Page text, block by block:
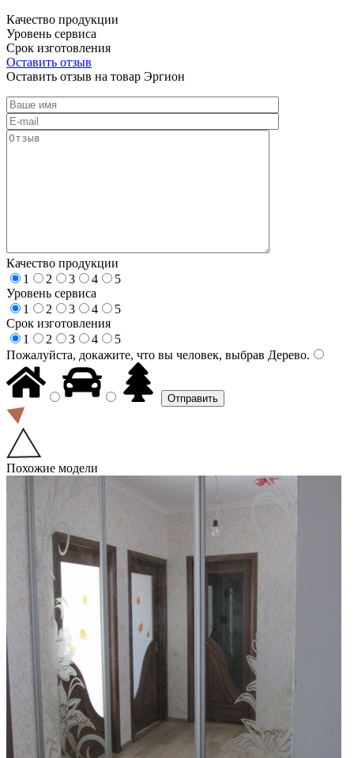
Качество продукции
Уровень сервиса
Срок изготовления
Оставить отзыв
Оставить отзыв на товар Эргион
Качество продукции
1
2 3 4
5
Уровень сервиса
1
2 3 4
5
Срок изготовления
1
2 3 4
5
Пожалуйста, докажите, что вы человек, выбрав Дерево.
Похожие модели